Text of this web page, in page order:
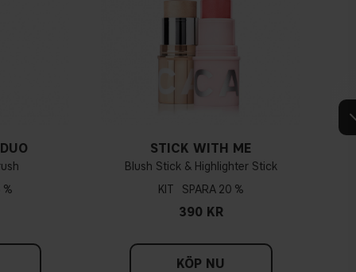
Hur vet jag vilken underton jag har?
har du troligtvis en kall underton, om venerna går mer åt det gröna
bör du använda en foundation som lutar åt en rosa nyans,
gulare foundation passar till en varm underton.
och håll upp bredvid ditt ansikte i dagsljus. Om din hud går åt rosa
åt något håll så har du troligtvis en neutral underton.
%
STICK WITH ME
Blush Stick & Highlighter Stick
KIT
20 %
390 KR
KÖP NU